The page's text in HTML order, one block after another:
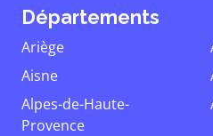
Départements
Ariège
Aisne
Alpes-de-Haute-
Provence